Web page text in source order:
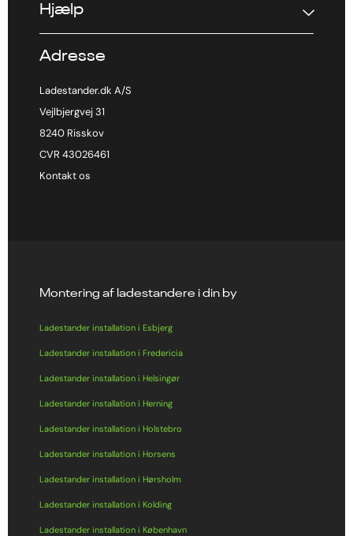
Hjælp
Adresse
Ladestander.dk A/S
Vejlbjergvej 31
8240 Risskov
CVR 43026461
Kontakt os
Montering af ladestandere i din by
Ladestander installation i Esbjerg
Ladestander installation i Fredericia
Ladestander installation i Helsingør
Ladestander installation i Herning
Ladestander installation i Holstebro
Ladestander installation i Horsens
Ladestander installation i Hørsholm
Ladestander installation i Kolding
Ladestander installation i København